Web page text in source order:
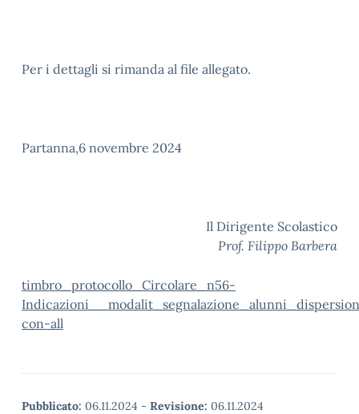
Per i dettagli si rimanda al file allegato.
Partanna,6 novembre 2024
Il Dirigente Scolastico
Prof. Filippo Barbera
timbro_protocollo_Circolare_n56-
con-all
Pubblicato: 06.11.2024 - Revisione: 06.11.2024